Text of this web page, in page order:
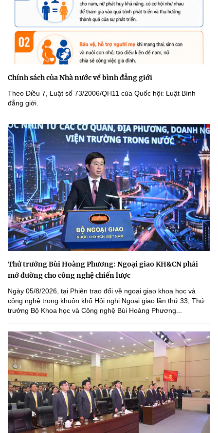
Chính sách của Nhà nước về bình đẳng giới
Theo Điều 7, Luật số 73/2006/QH11 của Quốc hội: Luật Bình
đẳng giới.
Thứ trưởng Bùi Hoàng Phương: Ngoại giao KH&CN phải
mở đường cho công nghệ chiến lược
Ngày 05/8/2026, tại Phiên trao đổi về ngoại giao khoa học và
công nghệ trong khuôn khổ Hội nghị Ngoại giao lần thứ 33, Thứ
trưởng Bộ Khoa học và Công nghệ Bùi Hoàng Phương...